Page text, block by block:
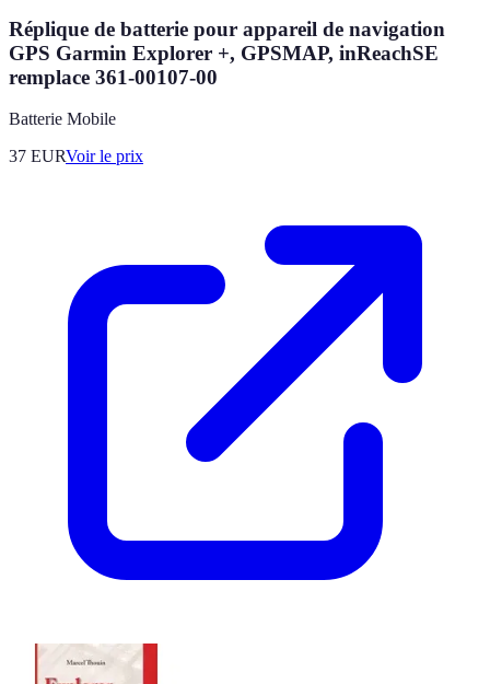
Réplique de batterie pour appareil de navigation
GPS Garmin Explorer +, GPSMAP, inReachSE
remplace 361-00107-00
Batterie Mobile
37 EURVoir le prix